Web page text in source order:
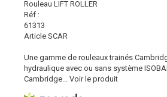
Rouleau LIFT ROLLER
Réf :
61313
Article SCAR
Une gamme de rouleaux trainés
hydraulique avec ou sans système
Cambridge...
Voir le produit